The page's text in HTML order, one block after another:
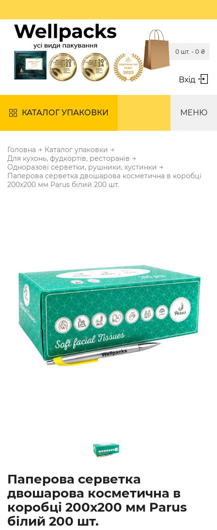
Вхід
0 шт. - 0 ₴
КАТАЛОГ УПАКОВКИ МЕНЮ
Головна → Каталог упаковки →
Для кухонь, фудкортів, ресторанів →
Одноразові серветки, рушники, хустинки →
Паперова серветка двошарова косметична в коробці
200х200 мм Parus білий 200 шт.
Паперова серветка
двошарова косметична в
коробці 200х200 мм Parus
білий 200 шт.